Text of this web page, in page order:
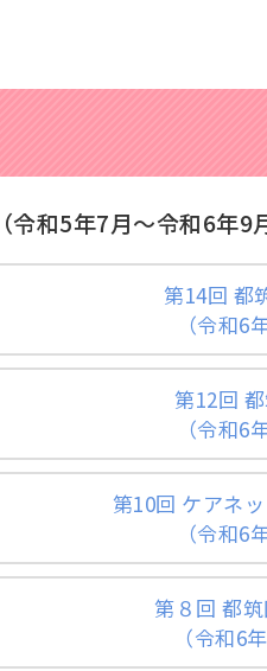
和5年7月～令和6年9
第14回 都
（令和6
第12回
（令和6
第10回 ケアネ
（令和6
第８回 都
（令和6